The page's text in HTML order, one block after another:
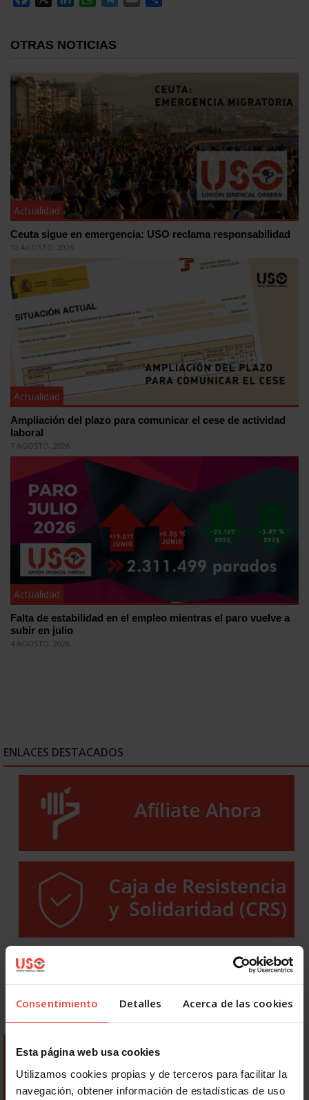
Consentimiento Detalles Acerca de las cookies
Esta página web usa cookies
Utilizamos cookies propias y de terceros para facilitar la
navegación, obtener información de estadísticas de uso
OTRAS NOTICIAS
Actualidad
Ceuta sigue en emergencia: USO reclama responsabilidad
10 AGOSTO, 2026
Actualidad
Ampliación del plazo para comunicar el cese de actividad
laboral
7 AGOSTO, 2026
Actualidad
Falta de estabilidad en el empleo mientras el paro vuelve a
subir en julio
4 AGOSTO, 2026
ENLACES DESTACADOS